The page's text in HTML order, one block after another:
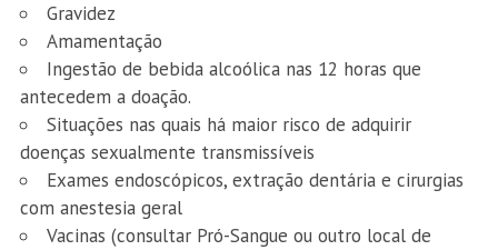
Gravidez
Amamentação
Ingestão de bebida alcoólica nas 12 horas que
antecedem a doação.
Situações nas quais há maior risco de adquirir
doenças sexualmente transmissíveis
Exames endoscópicos, extração dentária e cirurgias
com anestesia geral
Vacinas (consultar Pró-Sangue ou outro local de